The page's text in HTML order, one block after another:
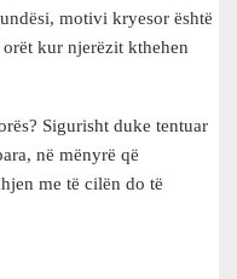
motivi kryesor është
kur njerëzit kthehen
Sigurisht duke tentuar
në mënyrë që
me të cilën do të